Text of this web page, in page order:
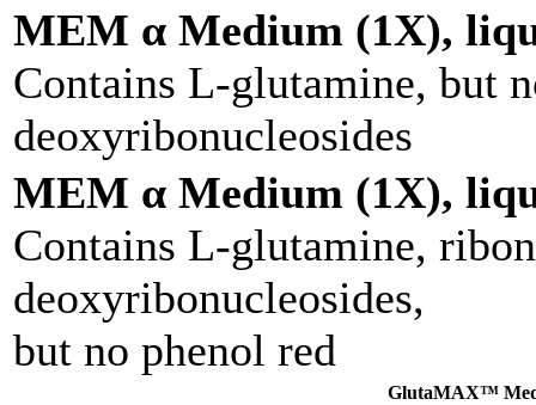
MEM α Medium (1X),
Contains L-glutamine, but
deoxyribonucleosides
MEM α Medium (1X),
Contains L-glutamine,
deoxyribonucleosides,
but no phenol red
GlutaMAX™